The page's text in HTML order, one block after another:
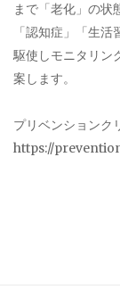
まで「老化」の状
「認知症」「生
駆使しモニタリン
案します。
プリベンションク
https://